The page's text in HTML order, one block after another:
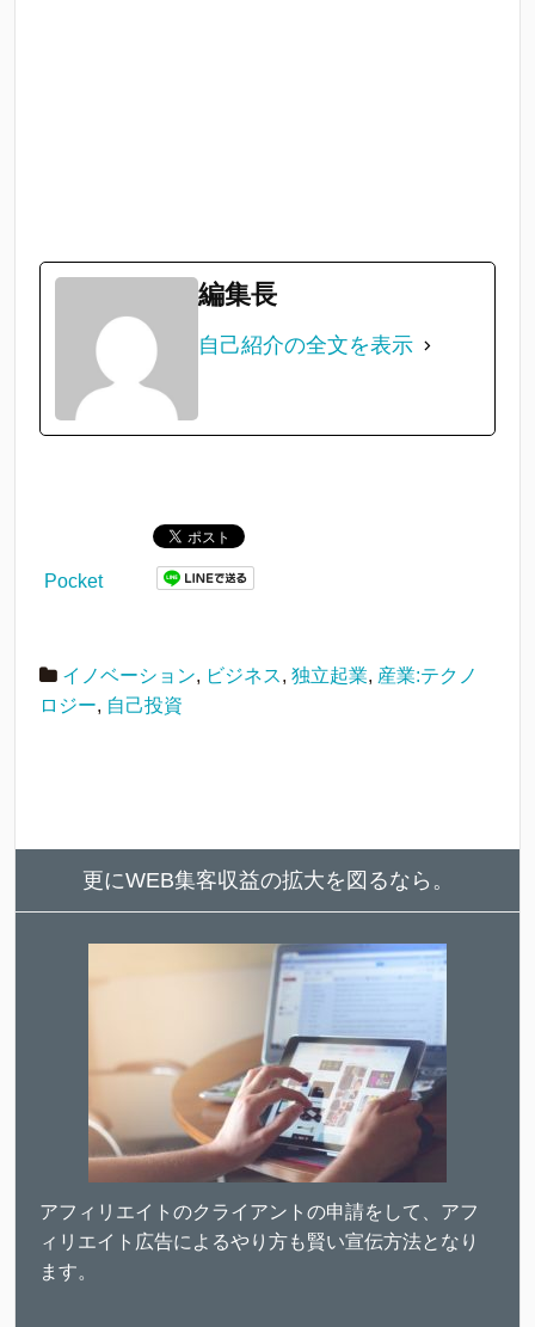
編集長
自己紹介の全文を表示
Pocket
イノベーション, ビジネス, 独立起業, 産業:テクノ
ロジー, 自己投資
更にWEB集客収益の拡大を図るなら。
アフィリエイトのクライアントの申請をして、アフ
ィリエイト広告によるやり方も賢い宣伝方法となり
ます。